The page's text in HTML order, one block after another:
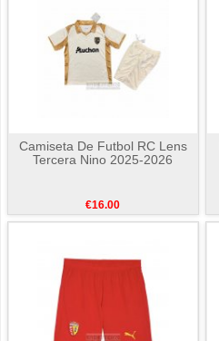
Camiseta De Futbol RC Lens
Tercera Nino 2025-2026
€16.00